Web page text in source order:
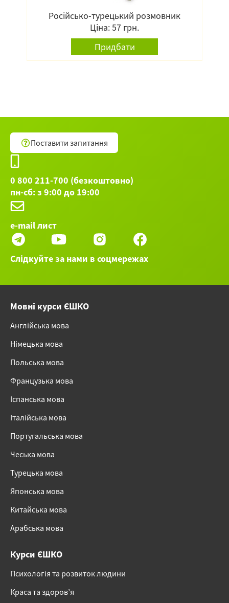
Російсько-турецький розмовник
Ціна: 57 грн.
Придбати
Поставити запитання
0 800 211-700 (безкоштовно)
пн-сб: з 9:00 до 19:00
e-mail лист
Слідкуйте за нами в соцмережах
Мовні курси ЄШКО
Англійська мова
Німецька мова
Польська мова
Французька мова
Іспанська мова
Італійська мова
Португальська мова
Чеська мова
Турецька мова
Японська мова
Китайська мова
Арабська мова
Курси ЄШКО
Психологія та розвиток людини
Краса та здоров’я